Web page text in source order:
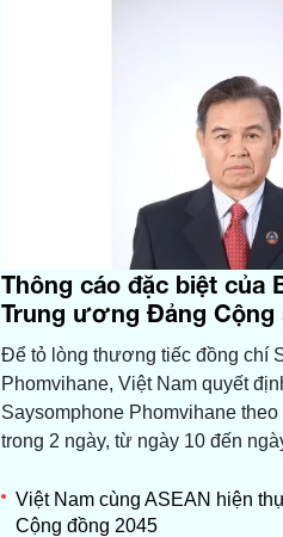
Thông cáo đặc biệt của
Trung ương Đảng Cộng
Để tỏ lòng thương tiếc đồng chí
Phomvihane, Việt Nam quyết
Saysomphone Phomvihane
trong 2 ngày, từ ngày 10 đến
Việt Nam cùng ASEAN hiện
Cộng đồng 2045